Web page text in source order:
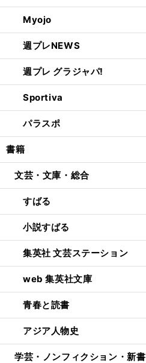
Myojo
週プレNEWS
週プレ グラジャパ!
Sportiva
パラスポ
書籍
文芸・文庫・総合
すばる
小説すばる
集英社 文芸ステーション
web 集英社文庫
青春と読書
アジア人物史
学芸・ノンフィクション・新書